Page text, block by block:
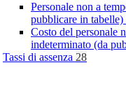
Personale non a
pubblicare in tabelle)
Costo del personale
indeterminato (da
Tassi di assenza 28